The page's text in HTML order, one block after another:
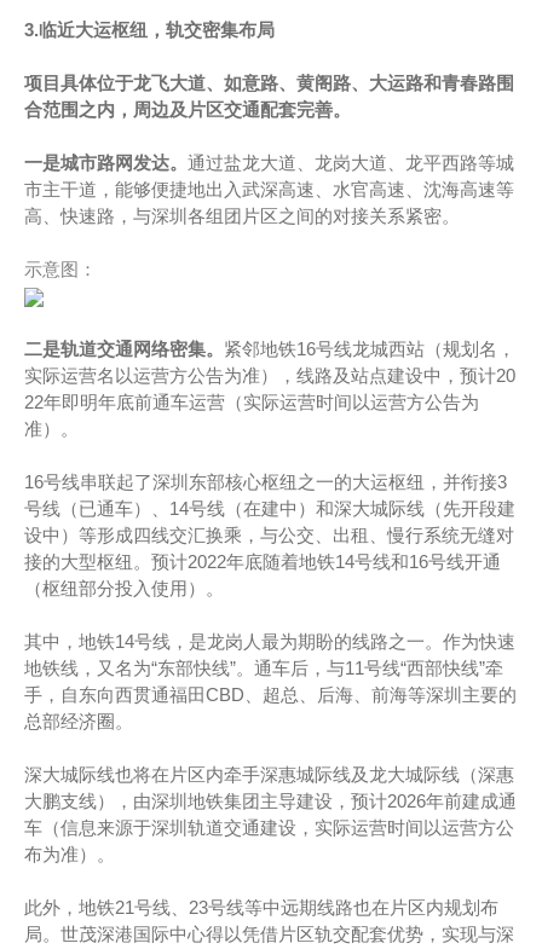
3.临近大运枢纽，轨交密集布局
项目具体位于龙飞大道、如意路、黄阁路、大运路和青春路围
合范围之内，周边及片区交通配套完善。
一是城市路网发达。 通过盐龙大道、龙岗大道、龙平西路等城
市主干道，能够便捷地出入武深高速、水官高速、沈海高速等
高、快速路，与深圳各组团片区之间的对接关系紧密。
示意图：
二是轨道交通网络密集。 紧邻地铁16号线龙城西站（规划名，
实际运营名以运营方公告为准），线路及站点建设中，预计20
22年即明年底前通车运营（实际运营时间以运营方公告为
准）。
16号线串联起了深圳东部核心枢纽之一的大运枢纽，并衔接3
号线（已通车）、14号线（在建中）和深大城际线（先开段建
设中）等形成四线交汇换乘，与公交、出租、慢行系统无缝对
接的大型枢纽。预计2022年底随着地铁14号线和16号线开通
（枢纽部分投入使用）。
其中，地铁14号线，是龙岗人最为期盼的线路之一。作为快速
地铁线，又名为“东部快线”。通车后，与11号线“西部快线”牵
手，自东向西贯通福田CBD、超总、后海、前海等深圳主要的
总部经济圈。
深大城际线也将在片区内牵手深惠城际线及龙大城际线（深惠
大鹏支线），由深圳地铁集团主导建设，预计2026年前建成通
车（信息来源于深圳轨道交通建设，实际运营时间以运营方公
布为准）。
此外，地铁21号线、23号线等中远期线路也在片区内规划布
局。世茂深港国际中心得以凭借片区轨交配套优势，实现与深